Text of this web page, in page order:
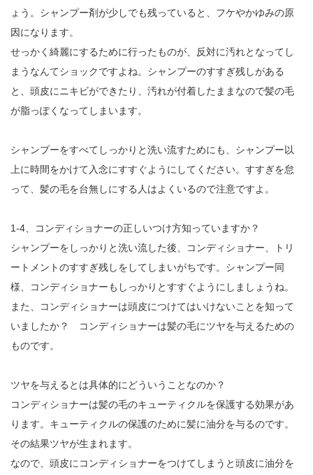
ょう。シャンプー剤が少しでも残っていると、フケやかゆみの原
因になります。
せっかく綺麗にするために行ったものが、反対に汚れとなってし
まうなんてショックですよね。シャンプーのすすぎ残しがある
と、頭皮にニキビができたり、汚れが付着したままなので髪の毛
が脂っぽくなってしまいます。
シャンプーをすべてしっかりと洗い流すためにも、シャンプー以
上に時間をかけて入念にすすぐようにしてください。すすぎを怠
って、髪の毛を台無しにする人はよくいるので注意ですよ。
1-4、コンディショナーの正しいつけ方知っていますか？
シャンプーをしっかりと洗い流した後、コンディショナー、トリ
ートメントのすすぎ残しをしてしまいがちです。シャンプー同
様、コンディショナーもしっかりとすすぐようにしましょうね。
また、コンディショナーは頭皮につけてはいけないことを知って
いましたか？ コンディショナーは髪の毛にツヤを与えるための
ものです。
ツヤを与えるとは具体的にどういうことなのか？
コンディショナーは髪の毛のキューティクルを保護する効果があ
ります。キューティクルの保護のために髪に油分を与るのです。
その結果ツヤが生まれます。
なので、頭皮にコンディショナーをつけてしまうと頭皮に油分を